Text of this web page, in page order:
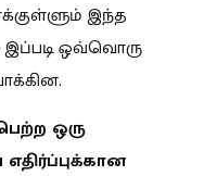
இந்த
ஒவ்வொரு
ஒரு